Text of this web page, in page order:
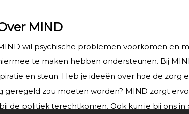
MIND
wil psychische problemen voorkomen en
te maken hebben ondersteunen. Bij
en steun. Heb je ideeën over hoe de zorg
geregeld zou moeten worden? MIND zorgt
de politiek terechtkomen. Ook kun je bij ons in